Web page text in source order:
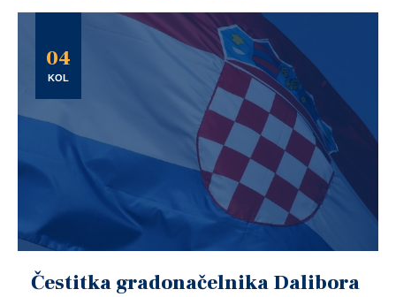
04
KOL
Čestitka gradonačelnika Dalibora